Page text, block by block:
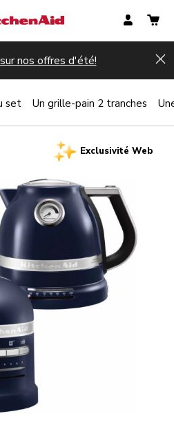
nos offres d'été!
Exclusivité Web
set Un grille-pain 2 tranches